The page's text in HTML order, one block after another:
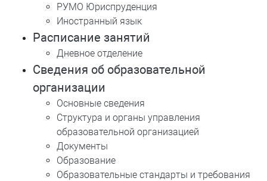
РУМО Юриспруденция
Иностранный язык
Расписание занятий
Дневное отделение
Сведения об образовательной
организации
Основные сведения
Структура и органы управления
образовательной организацией
Документы
Образование
Образовательные стандарты и требования